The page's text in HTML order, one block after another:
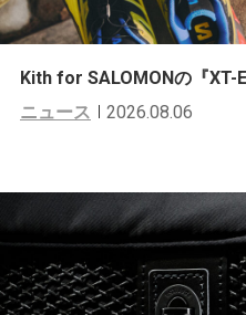
Kith for SALOMONの『XT-
ニュース
2026.08.06